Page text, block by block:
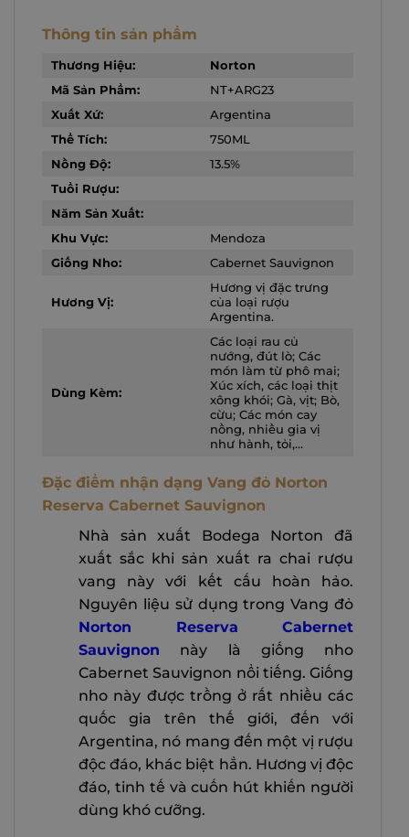
Thông tin sản phẩm
Thương Hiệu:
Norton
Mã Sản Phẩm:
NT+ARG23
Xuất Xứ:
Argentina
Thể Tích:
750ML
Nồng Độ:
13.5%
Tuổi Rượu:
Năm Sản Xuất:
Khu Vực:
Mendoza
Giống Nho:
Cabernet Sauvignon
Hương Vị:
Hương vị đặc trưng
của loại rượu
Argentina.
Dùng Kèm:
Các loại rau củ
nướng, đút lò; Các
món làm từ phô mai;
Xúc xích, các loại thịt
xông khói; Gà, vịt; Bò,
cừu; Các món cay
nồng, nhiều gia vị
như hành, tỏi,…
Đặc điểm nhận dạng Vang đỏ Norton
Reserva Cabernet Sauvignon
Nhà sản xuất Bodega Norton đã
xuất sắc khi sản xuất ra chai rượu
vang này với kết cấu hoàn hảo.
Nguyên liệu sử dụng trong Vang đỏ
Norton Reserva Cabernet
Sauvignon này là giống nho
Cabernet Sauvignon nổi tiếng. Giống
nho này được trồng ở rất nhiều các
quốc gia trên thế giới, đến với
Argentina, nó mang đến một vị rượu
độc đáo, khác biệt hẳn. Hương vị độc
đáo, tinh tế và cuốn hút khiến người
dùng khó cưỡng.